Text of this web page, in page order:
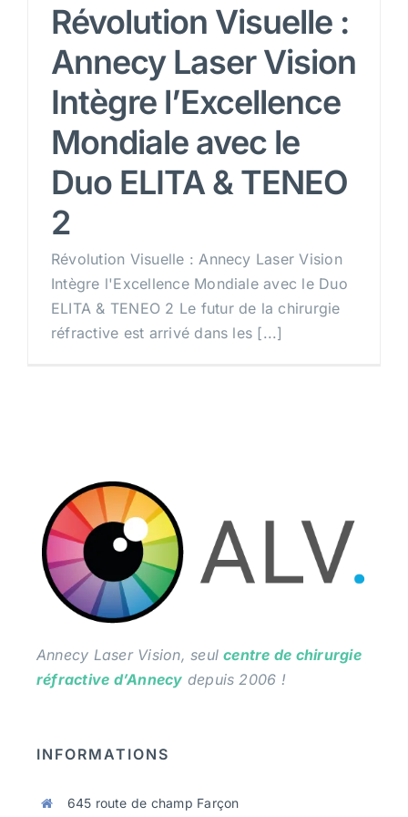
RDV
Révolution Visuelle :
Annecy Laser Vision
Intègre l’Excellence
Mondiale avec le
Duo ELITA & TENEO
2
Révolution Visuelle : Annecy Laser Vision
Intègre l'Excellence Mondiale avec le Duo
ELITA & TENEO 2 Le futur de la chirurgie
réfractive est arrivé dans les [...]
Annecy Laser Vision, seulcentre de chirurgie
réfractive d’Annecy depuis 2006 !
INFORMATIONS
645 route de champ Farçon